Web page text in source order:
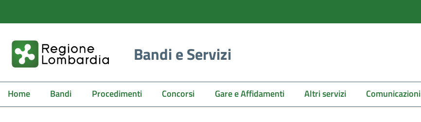
Bandi e Servizi
Home Bandi Procedimenti Concorsi Gare e Affidamenti Altri servizi Comunicazioni